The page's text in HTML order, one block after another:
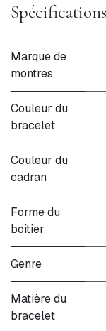
Spécifications
Marque de
montres
Couleur du
bracelet
Couleur du
cadran
Forme du
boitier
Genre
Matière du
bracelet